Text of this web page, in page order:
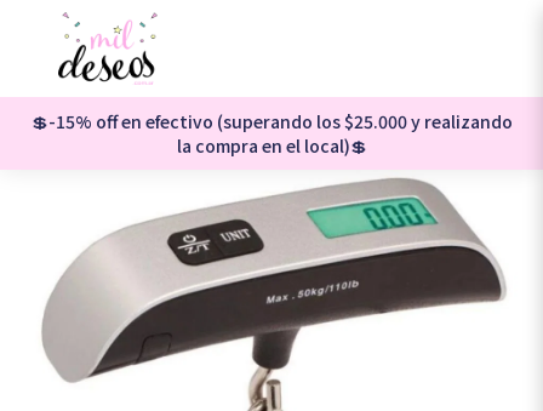
💲-15% off en efectivo (superando los $25.000 y realizando
la compra en el local)💲